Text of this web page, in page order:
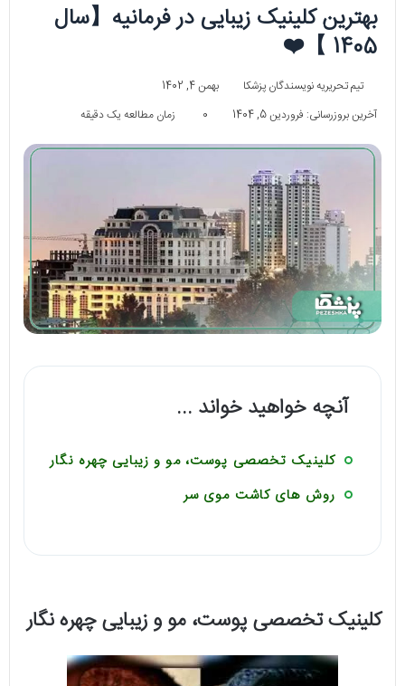
بهترین کلینیک زیبایی در فرمانیه【سال
1405 】❤️
تیم تحریریه نویسندگان پزشکا
بهمن 4, 1402
آخرین بروزرسانی: فروردین 5, 1404
0 زمان مطالعه یک دقیقه
آنچه خواهید خواند ...
کلینیک تخصصی پوست، مو و زیبایی چهره نگار
روش های کاشت موی سر
کلینیک تخصصی پوست، مو و زیبایی چهره نگار